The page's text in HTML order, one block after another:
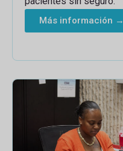
Más información →